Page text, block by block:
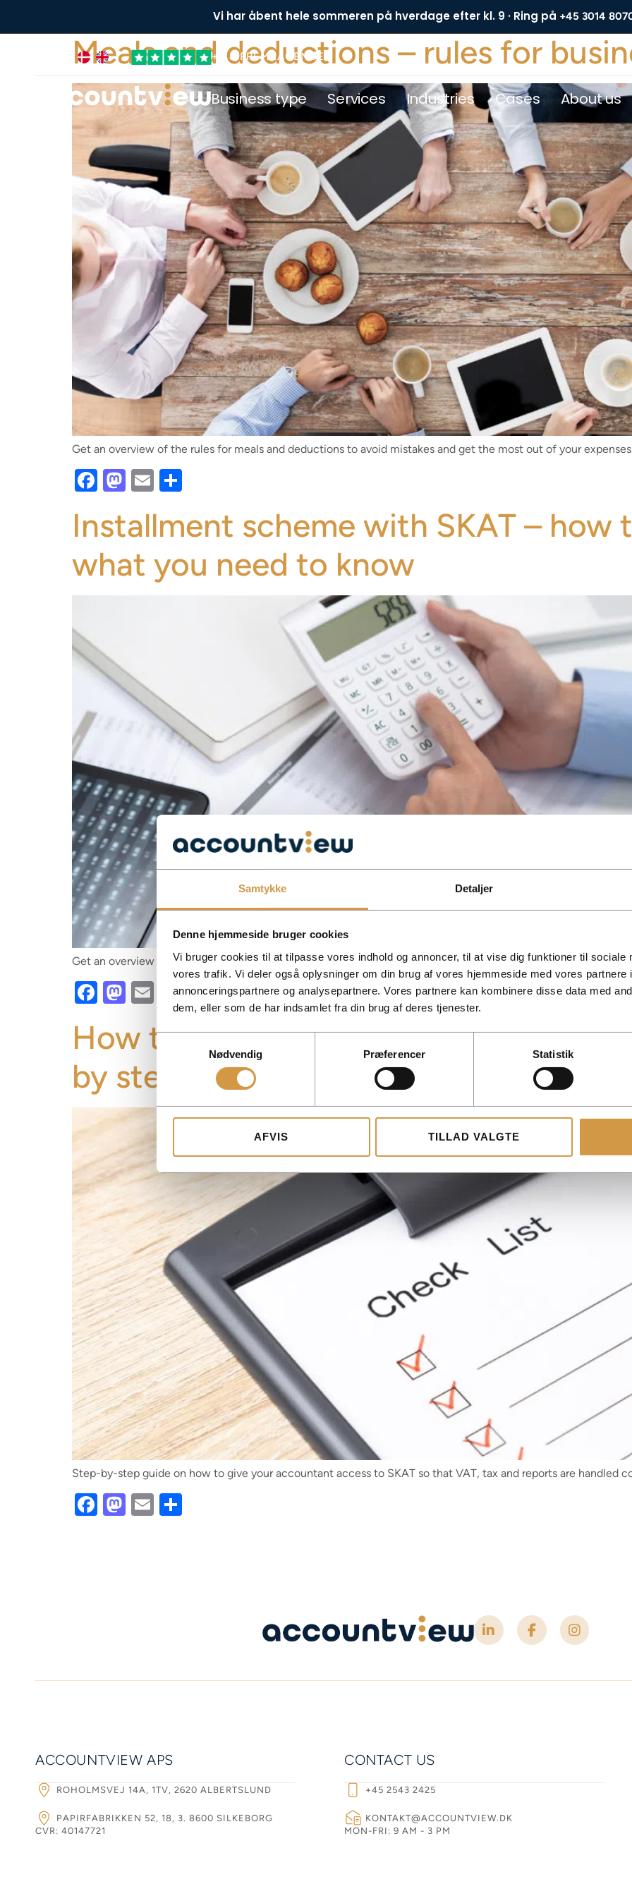
Samtykke Detaljer
Denne hjemmeside bruger cookies
Vi bruger cookies til at tilpasse vores indhold og annoncer, til at vise dig funktioner til sociale
vores trafik. Vi deler også oplysninger om din brug af vores hjemmeside med vores partnere
annonceringspartnere og analysepartnere. Vores partnere kan kombinere disse data med
dem, eller som de har indsamlet fra din brug af deres tjenester.
Nødvendig
Præferencer Statistik
AFVIS TILLAD VALGTE
Vi har åbent hele sommeren på hverdage efter kl. 9 · Ring på +45 3014
+4,8 FREMRAGENDE
Business type Services Industries Cases About us
Meals and deductions – rules for
Get an overview of the rules for meals and deductions to avoid mistakes and get the most out of your
Facebook
Mastodon
Email
Installment scheme with SKAT – how
what you need to know
Get an overview of the installment scheme with SKAT, conditions, application and how your company can
Facebook
Mastodon
Email
Share
How to give your accountant access
by step
Step-by-step guide on how to give your accountant access to SKAT so that VAT, tax and reports are handled
Facebook
Mastodon
Email
ACCOUNTVIEW APS
ROHOLMSVEJ 14A, 1TV, 2620 ALBERTSLUND
PAPIRFABRIKKEN 52, 18, 3. 8600 SILKEBORG
CVR: 40147721
CONTACT US
+45 2543 2425
KONTAKT@ACCOUNTVIEW.DK
MON-FRI: 9 AM - 3 PM